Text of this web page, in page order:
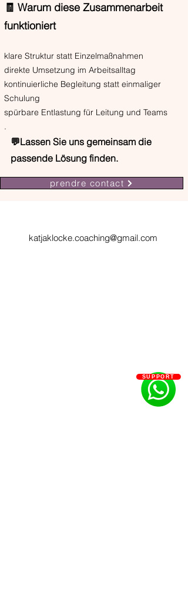
🧾 Warum diese Zusammenarbeit
funktioniert
klare Struktur statt Einzelmaßnahmen
direkte Umsetzung im Arbeitsalltag
kontinuierliche Begleitung statt einmaliger
Schulung
spürbare Entlastung für Leitung und Teams
.
💬Lassen Sie uns gemeinsam die
passende Lösung finden.
prendre contact
katjaklocke.coaching@gmail.com
SUPPORT